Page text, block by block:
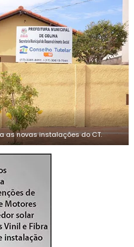
as novas instalações do CT.